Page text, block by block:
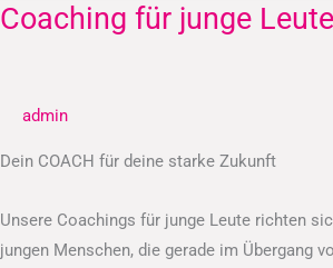
Coaching für junge Leute
admin
Dein COACH für deine starke Zukunft
Unsere Coachings für junge Leute richten
jungen Menschen, die gerade im Übergang
Coaching
Leute